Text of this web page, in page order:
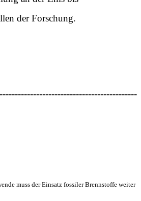
der Forschung.
muss der Einsatz fossiler Brennstoffe weiter